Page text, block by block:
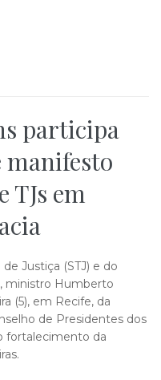
participa
manifesto
TJs em
Justiça (STJ) e do
ministro Humberto
(5), em Recife, da
de Presidentes dos
fortalecimento da